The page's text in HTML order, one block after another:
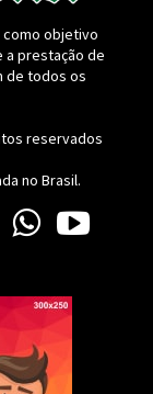
como objetivo
a prestação de
de todos os
reservados
no Brasil.